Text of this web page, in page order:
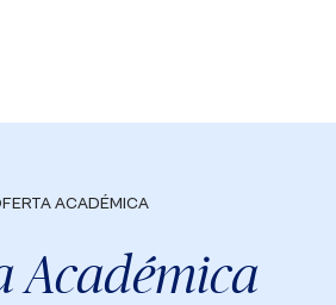
ACADÉMICA
Académica